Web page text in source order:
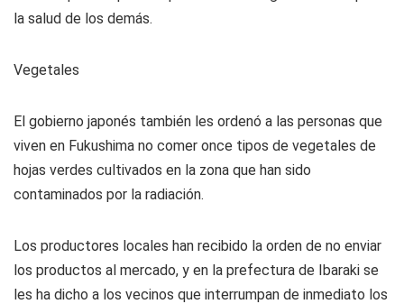
la salud de los demás.
Vegetales
El gobierno japonés también les ordenó a las personas que
viven en Fukushima no comer once tipos de vegetales de
hojas verdes cultivados en la zona que han sido
contaminados por la radiación.
Los productores locales han recibido la orden de no enviar
los productos al mercado, y en la prefectura de Ibaraki se
les ha dicho a los vecinos que interrumpan de inmediato los